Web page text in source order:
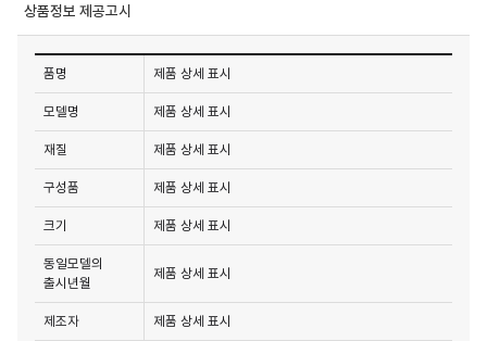
상품정보 제공고시
품명 제품 상세 표시
모델명 제품 상세 표시
재질 제품 상세 표시
구성품 제품 상세 표시
크기 제품 상세 표시
동일모델의
출시년월
제품 상세 표시
제조자 제품 상세 표시